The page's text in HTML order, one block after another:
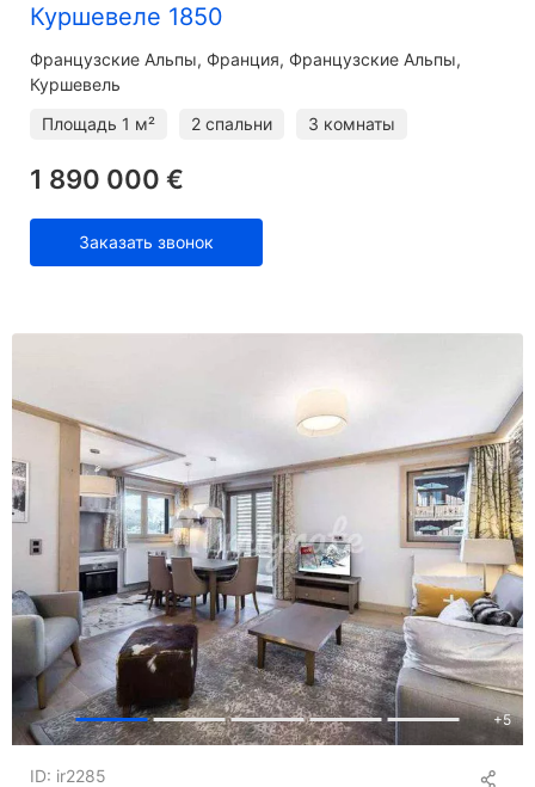
Куршевеле 1850
Французские Альпы Франция, Французские Альпы,
Куршевель
Площадь 1 м² 2 спальни 3 комнаты
1 890 000 €
Заказать звонок
+5
ID: ir2285